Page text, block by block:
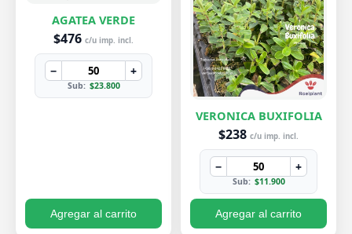
AGATEA VERDE
$476 c/u imp. incl.
− +
Sub: $23.800
Agregar al carrito
VERONICA BUXIFOLIA
$238 c/u imp. incl.
− +
Sub: $11.900
Agregar al carrito